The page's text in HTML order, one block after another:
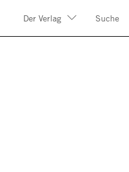
Der Verlag Suche